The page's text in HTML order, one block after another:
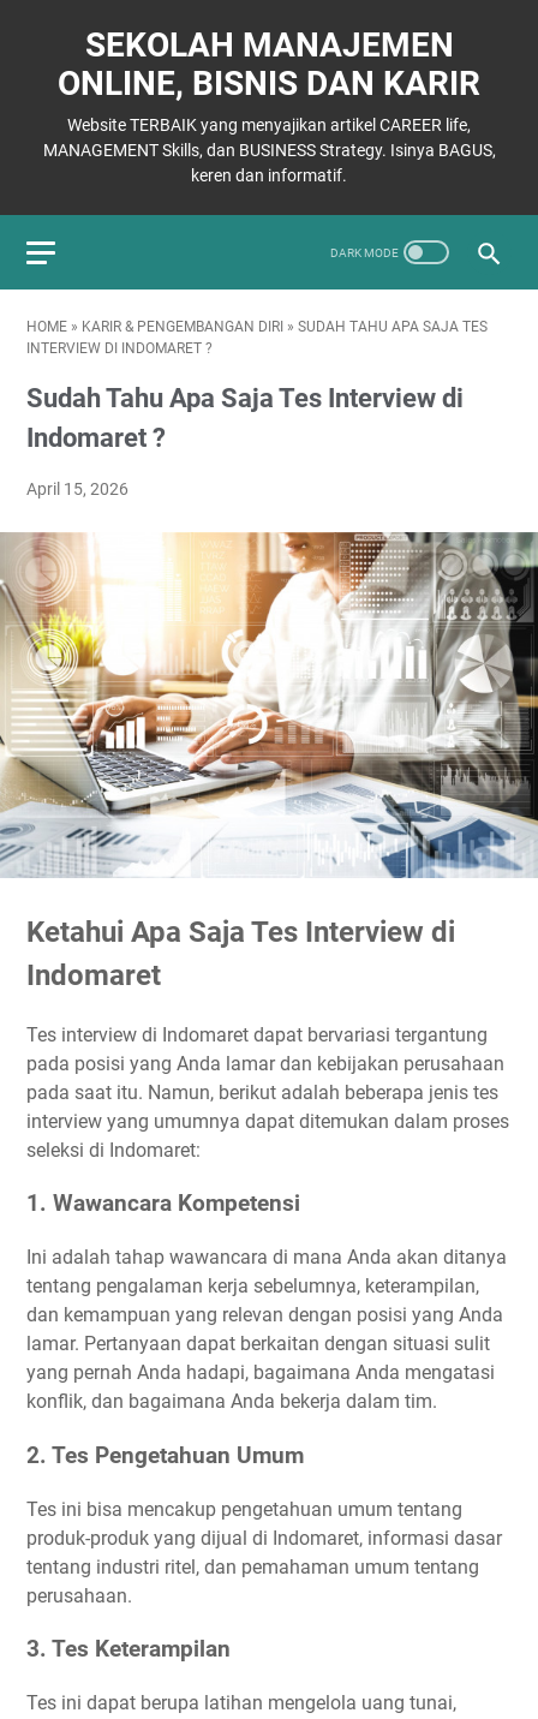
SEKOLAH MANAJEMEN
ONLINE, BISNIS DAN KARIR
Website TERBAIK yang menyajikan artikel CAREER life,
MANAGEMENT Skills, dan BUSINESS Strategy. Isinya BAGUS,
keren dan informatif.
HOME » KARIR & PENGEMBANGAN DIRI » SUDAH TAHU APA SAJA TES
INTERVIEW DI INDOMARET ?
Sudah Tahu Apa Saja Tes Interview di
Indomaret ?
April 15, 2026
Ketahui Apa Saja Tes Interview di
Indomaret
Tes interview di Indomaret dapat bervariasi tergantung
pada posisi yang Anda lamar dan kebijakan perusahaan
pada saat itu. Namun, berikut adalah beberapa jenis tes
interview yang umumnya dapat ditemukan dalam proses
seleksi di Indomaret:
1. Wawancara Kompetensi
Ini adalah tahap wawancara di mana Anda akan ditanya
tentang pengalaman kerja sebelumnya, keterampilan,
dan kemampuan yang relevan dengan posisi yang Anda
lamar. Pertanyaan dapat berkaitan dengan situasi sulit
yang pernah Anda hadapi, bagaimana Anda mengatasi
konflik, dan bagaimana Anda bekerja dalam tim.
2. Tes Pengetahuan Umum
Tes ini bisa mencakup pengetahuan umum tentang
produk-produk yang dijual di Indomaret, informasi dasar
tentang industri ritel, dan pemahaman umum tentang
perusahaan.
3. Tes Keterampilan
Tes ini dapat berupa latihan mengelola uang tunai,